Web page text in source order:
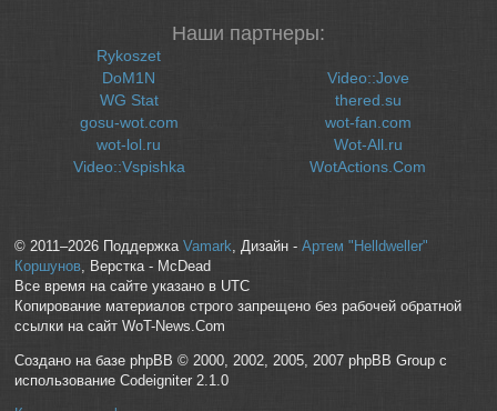
Наши партнеры:
Rykoszet
DoM1N
WG Stat
gosu-wot.com
wot-lol.ru
Video::Vspishka
Video::Jove
thered.su
wot-fan.com
Wot-All.ru
WotActions.Com
© 2011–2026 Поддержка Vamark, Дизайн - Артем "Helldweller"
Коршунов, Верстка - McDead
Все время на сайте указано в UTC
Копирование материалов строго запрещено без рабочей обратной
ссылки на сайт WoT-News.Com
Создано на базе phpBB © 2000, 2002, 2005, 2007 phpBB Group с
использование Codeigniter 2.1.0